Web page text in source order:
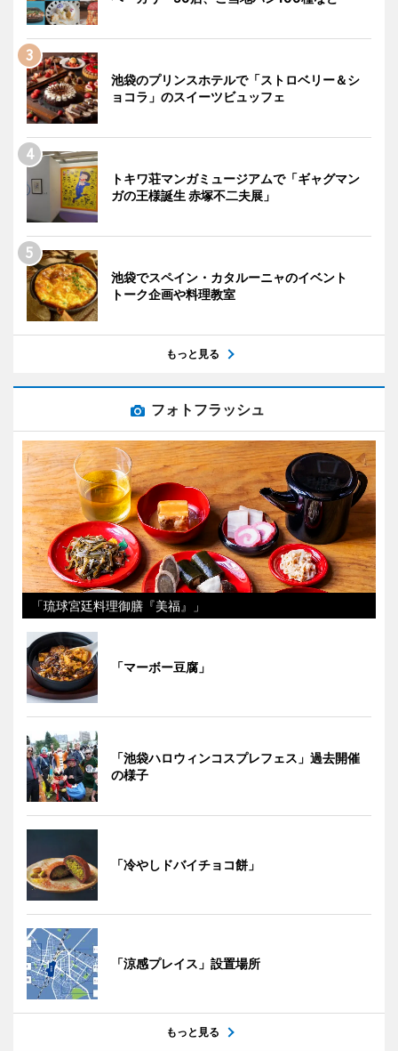
池袋のプリンスホテルで「ストロベリー＆シ
ョコラ」のスイーツビュッフェ
トキワ荘マンガミュージアムで「ギャグマン
ガの王様誕生 赤塚不二夫展」
池袋でスペイン・カタルーニャのイベント
トーク企画や料理教室
もっと見る
フォトフラッシュ
「琉球宮廷料理御膳『美福』」
「マーボー豆腐」
「池袋ハロウィンコスプレフェス」過去開催
の様子
「冷やしドバイチョコ餅」
「涼感プレイス」設置場所
もっと見る